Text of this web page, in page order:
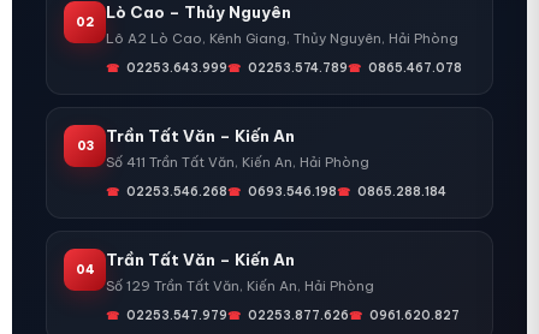
02
Lò Cao – Thủy Nguyên
Lô A2 Lò Cao, Kênh Giang, Thủy Nguyên, Hải Phòng
02253.643.999 02253.574.789 0865.467.078
03
Trần Tất Văn – Kiến An
Số 411 Trần Tất Văn, Kiến An, Hải Phòng
02253.546.268 0693.546.198 0865.288.184
04
Trần Tất Văn – Kiến An
Số 129 Trần Tất Văn, Kiến An, Hải Phòng
02253.547.979 02253.877.626 0961.620.827